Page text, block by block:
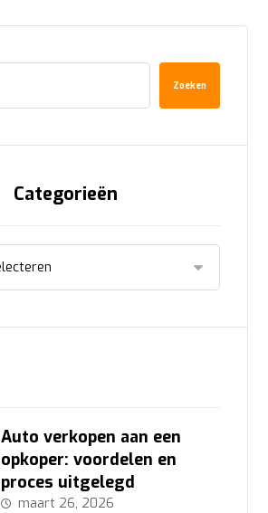
Zoeken
Categorieën
Auto verkopen aan een
opkoper: voordelen en
proces uitgelegd
maart 26, 2026